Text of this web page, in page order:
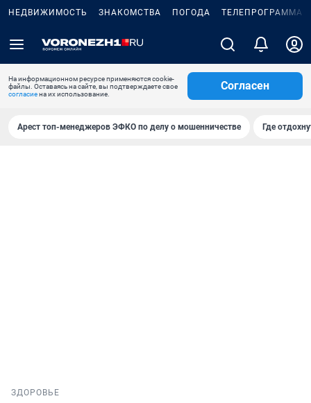
НЕДВИЖИМОСТЬ ЗНАКОМСТВА ПОГОДА ТЕЛЕПРОГРАММА
На информационном ресурсе применяются cookie-
файлы. Оставаясь на сайте, вы подтверждаете свое
согласиена их использование.
Согласен
Арест топ-менеджеров ЭФКО по делу о мошенничестве Где
ЗДОРОВЬЕ